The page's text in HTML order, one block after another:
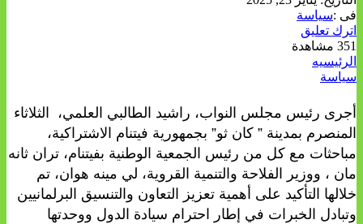
فى :سياسة
اترك تعليق
351 مشاهدة
الرئيسيه
سياسة
أجرى رئيس مجلس النواب، راشيد الطالبي العلمي، الثلاثاء
المنصرم بمدينة ” كان ثو” بجمهورية فيتنام الاشتراكية،
مباحثات مع كل من رئيس الجمعية الوطنية بفيتنام، تران ثانه
مان ، ووزير الفلاحة والتنمية القروية، لي مينه هوان، تم
خلالها التأكيد على أهمية تعزيز التعاون والتنسيق البرلمانيين
وتبادل الخبرات في إطار احترام سيادة الدول ووحدتها